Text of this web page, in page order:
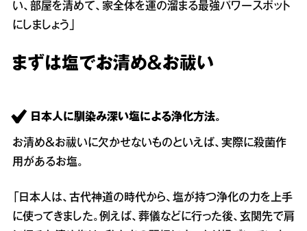
い、部屋を清めて、家全体を運の溜まる最強パワースポット
にしましょう」
まずは塩でお清め＆お祓い
日本人に馴染み深い塩による浄化方法。
お清め＆お祓いに欠かせないものといえば、実際に殺菌作
用があるお塩。
「日本人は、古代神道の時代から、塩が持つ浄化の力を上手
に使ってきました。例えば、葬儀などに行った後、玄関先で肩